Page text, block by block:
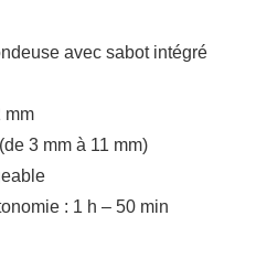
avec sabot intégré
mm
3 mm à 11 mm)
: 1 h – 50 min